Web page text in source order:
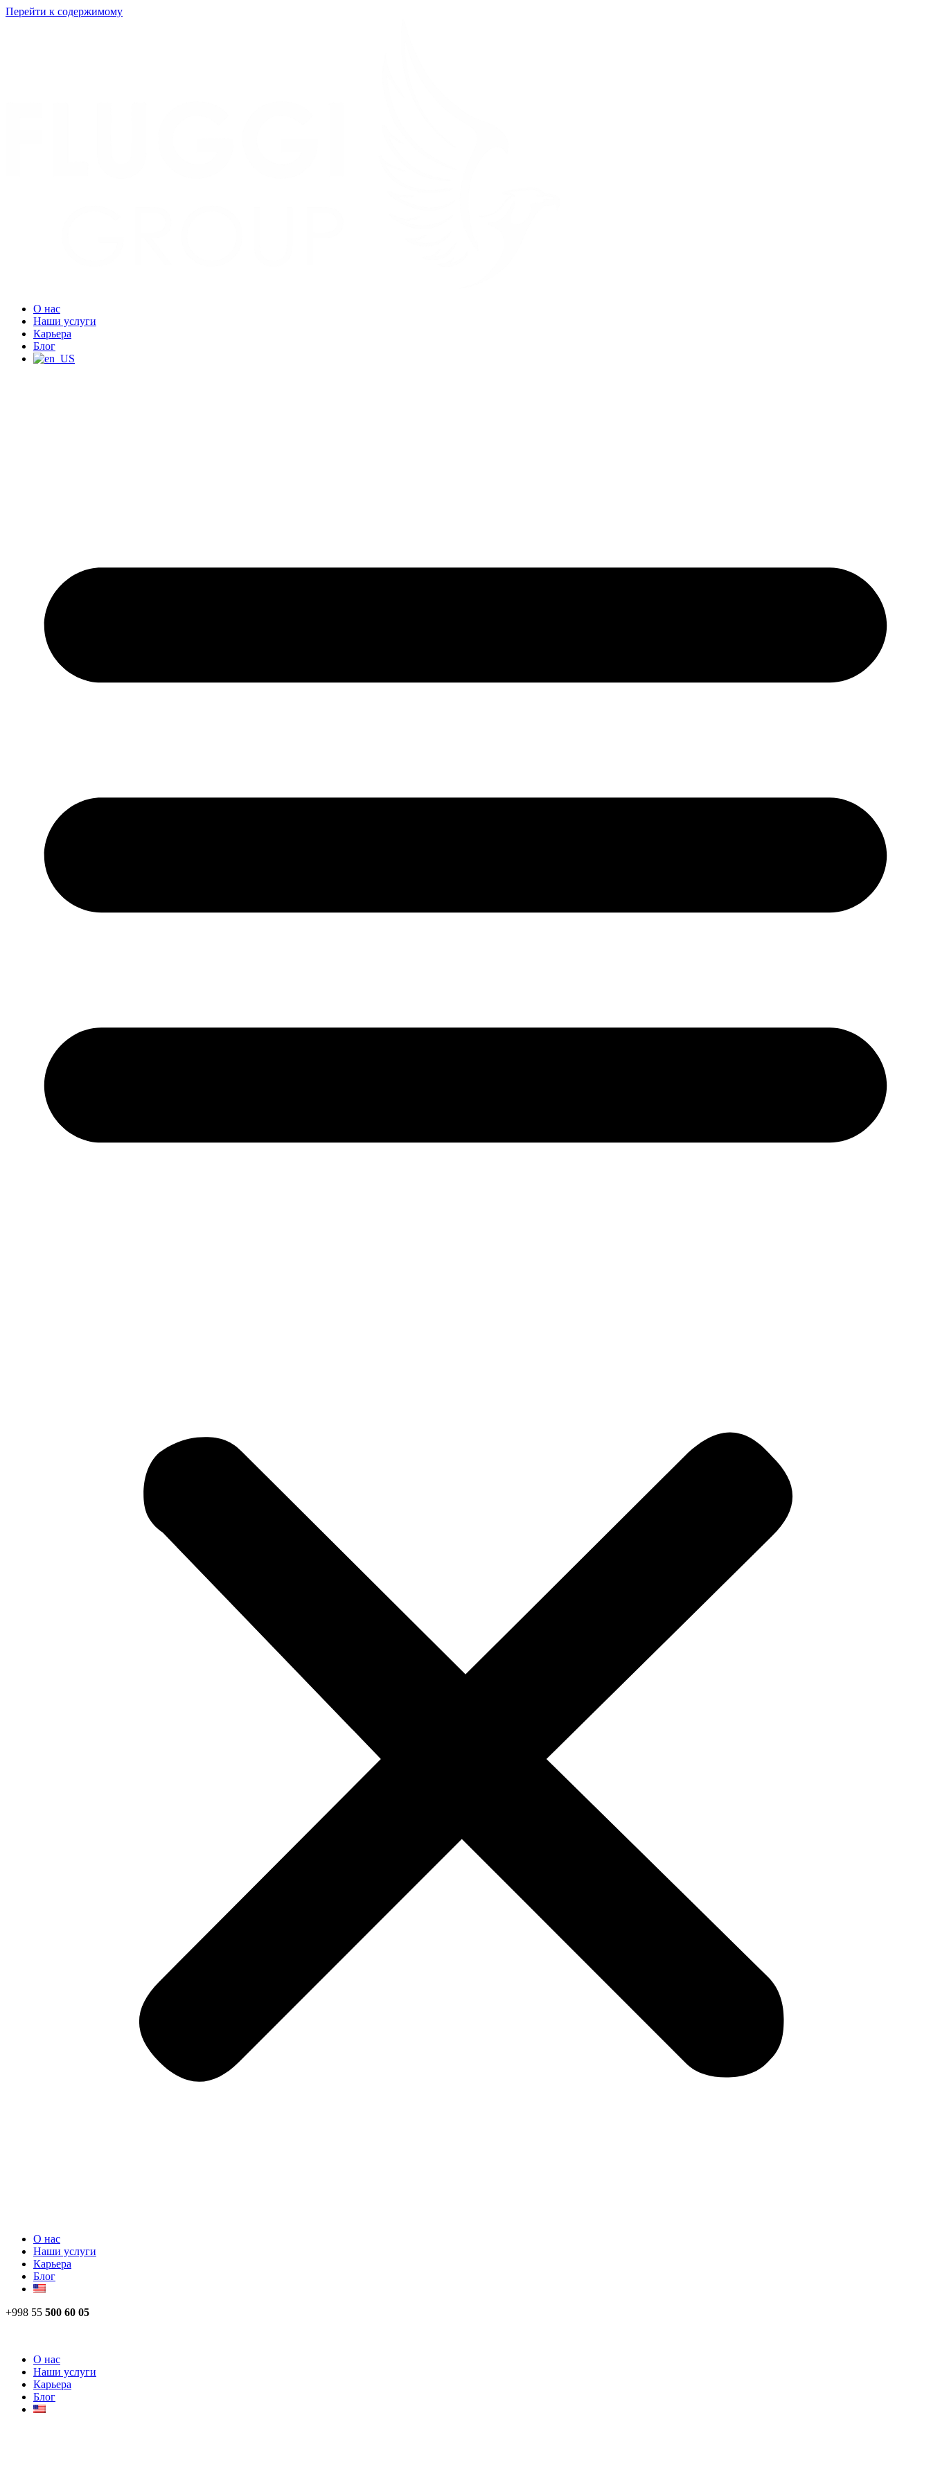
Перейти к содержимому
О нас
Наши услуги
Карьера
Блог
О нас
Наши услуги
Карьера
Блог
+998 55 500 60 05
О нас
Наши услуги
Карьера
Блог